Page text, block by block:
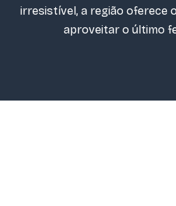
irresistível, a região oferece
aproveitar o último